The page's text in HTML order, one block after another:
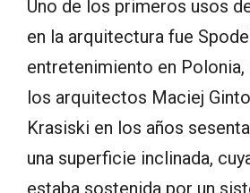
Uno de los primeros usos
en la arquitectura fue
entretenimiento en Polonia,
los arquitectos Maciej
Krasiski en los años
una superficie inclinada,
estaba sostenida por un